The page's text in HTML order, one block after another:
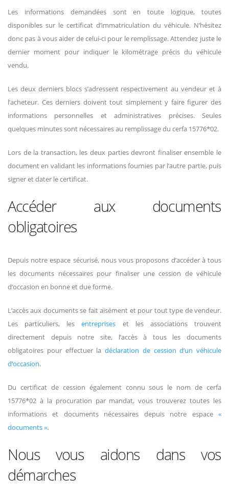
Les informations demandées sont en toute logique, toutes
disponibles sur le certificat d’immatriculation du véhicule. N’hésitez
donc pas à vous aider de celui-ci pour le remplissage. Attendez juste le
dernier moment pour indiquer le kilométrage précis du véhicule
vendu.
Les deux derniers blocs s’adressent respectivement au vendeur et à
l’acheteur. Ces derniers doivent tout simplement y faire figurer des
informations personnelles et administratives précises. Seules
quelques minutes sont nécessaires au remplissage du cerfa 15776*02.
Lors de la transaction, les deux parties devront finaliser ensemble le
document en validant les informations fournies par l’autre partie, puis
signer et dater le certificat.
Accéder aux documents
obligatoires
Depuis notre espace sécurisé, nous vous proposons d’accéder à tous
les documents nécessaires pour finaliser une cession de véhicule
d’occasion en bonne et due forme.
L’accès aux documents se fait aisément et pour tout type de vendeur.
Les particuliers, lesentreprises et les associations trouvent
directement depuis notre site, l’accès à tous les documents
obligatoires pour effectuer la déclaration de cession d’un véhicule
d’occasion.
Du certificat de cession également connu sous le nom de cerfa
15776*02 à la procuration par mandat, vous trouverez toutes les
informations et documents nécessaires depuis notre espace «
documents ».
Nous vous aidons dans vos
démarches